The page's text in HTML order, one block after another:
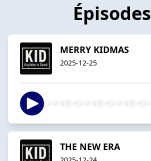
Épisodes
MERRY KIDMAS
2025-12-25
THE NEW ERA